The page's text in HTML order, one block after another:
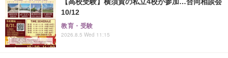
10/12
教育・受験
2026.8.5 Wed 11:15